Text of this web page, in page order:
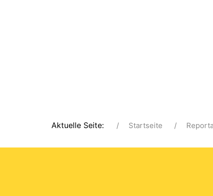
Aktuelle Seite: Startseite